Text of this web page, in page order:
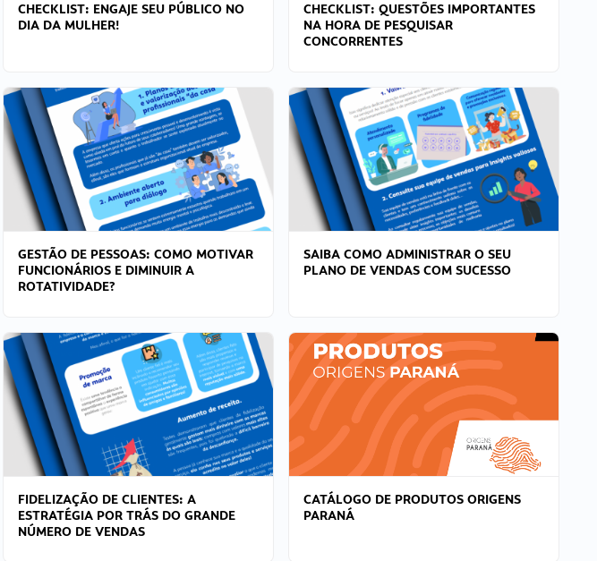
CHECKLIST: ENGAJE SEU PÚBLICO NO
DIA DA MULHER!
CHECKLIST: QUESTÕES IMPORTANTES
NA HORA DE PESQUISAR
CONCORRENTES
GESTÃO DE PESSOAS: COMO MOTIVAR
FUNCIONÁRIOS E DIMINUIR A
ROTATIVIDADE?
SAIBA COMO ADMINISTRAR O SEU
PLANO DE VENDAS COM SUCESSO
FIDELIZAÇÃO DE CLIENTES: A
ESTRATÉGIA POR TRÁS DO GRANDE
NÚMERO DE VENDAS
CATÁLOGO DE PRODUTOS ORIGENS
PARANÁ